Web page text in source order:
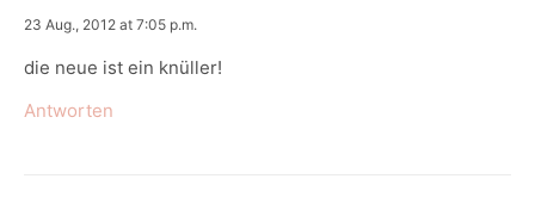
says:
23 Aug., 2012 at 7:05 p.m.
die neue ist ein knüller!
Antworten